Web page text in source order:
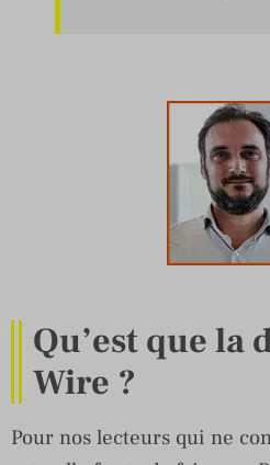
Qu’est que la
Wire ?
Pour nos lecteurs qui ne